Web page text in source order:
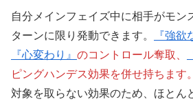
自分メインフェイズ中に相手がモン
ターンに限り発動できます。
『強欲
『心変わり』 のコントロール奪取、
ピングハンデス効果を併せ持ちます。
対象を取らない効果のため、ほとん